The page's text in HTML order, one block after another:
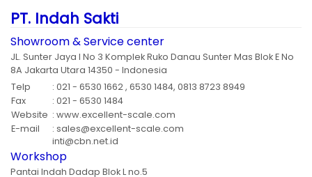
PT. Indah Sakti
Showroom & Service center
JL. Sunter Jaya I No 3 Komplek Ruko Danau Sunter Mas Blok E No
8A Jakarta Utara 14350 - Indonesia
Telp
: 021 - 6530 1662 , 6530 1484, 0813 8723 8949
Fax
: 021 - 6530 1484
Website : www.excellent-scale.com
E-mail
: sales@excellent-scale.com
inti@cbn.net.id
Workshop
Pantai Indah Dadap Blok L no.5